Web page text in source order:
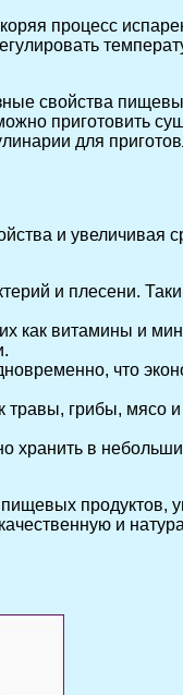
процесс
свойства
приготовить
для
и увеличивая
и плесени.
как витамины и
что
травы, грибы, мясо
в
продуктов,
и